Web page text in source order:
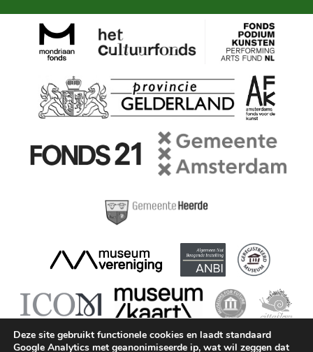
Deze site gebruikt functionele cookies en laadt standaard
Google Analytics met geanonimiseerde ip, wat wil zeggen dat